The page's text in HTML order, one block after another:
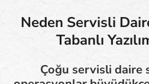
Neden Servisli
Tabanlı
Çoğu servisli daire